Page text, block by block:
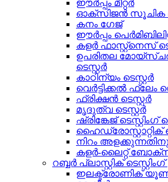
ഈർപ്പം മീറ്റർ
ഓക്സിജൻ സൂചിക
കനം ഗേജ്
ഈർപ്പം
കളർ ഫാസ്റ്റ്നെസ്
ഉപരിതല
ടെസ്റ്റർ
കാഠിന്യം ടെസ്റ്റർ
വെർട്ടിക്കൽ ഫ്ലേം
ഫ്രിക്ഷൻ ടെസ്റ്റർ
മൃദുത്വ ടെസ്റ്റർ
ഷ്രിങ്കേജ് ടെസ്റ്റിംഗ്
ഹൈഡ്രോസ്റ്റാറ്റിക്
നിറം
കളർ-ലൈറ്റ്
റബ്ബർ പ്ലാസ്റ്റിക്
ഇലക്ട്രോണിക്